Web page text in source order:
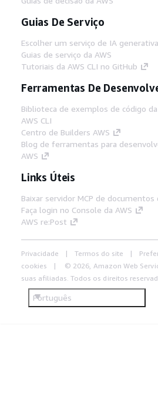
Guias De Serviço
Escolher um serviço de IA generativa
Guias de serviço da AWS
Tutoriais da AWS CLI no GitHub
Ferramentas De
Biblioteca de exemplos de código da
AWS CLI
Centro de Builders AWS
Blog de ferramentas para
AWS
Links Úteis
Baixar servidor MCP de documentos
Faça login no Console da AWS
AWS re:Post
Privacidade Termos do site
cookies
© 2026, Amazon Web
suas afiliadas. Todos os direitos
Português